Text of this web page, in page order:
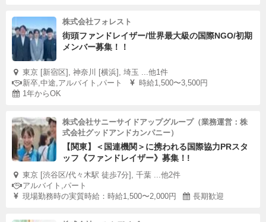
株式会社フォレスト
街頭ファンドレイザー/世界最大級の国際NGO/初期
メンバー募集！！
東京 [新宿区], 神奈川 [横浜], 埼玉 ...他1件
新卒,中途,アルバイト,パート
時給1,500〜3,500円
1年からOK
株式会社サニーサイドアップグループ（業務運営：株
式会社グッドアンドカンパニー）
【関東】＜国連機関＞に携われる国際協力PRスタ
ッフ《ファンドレイザー》募集！!
東京 [渋谷区/代々木駅 徒歩7分], 千葉 ...他2件
アルバイト,パート
現場勤務時の実質時給：時給1,500〜2,000円
長期歓迎